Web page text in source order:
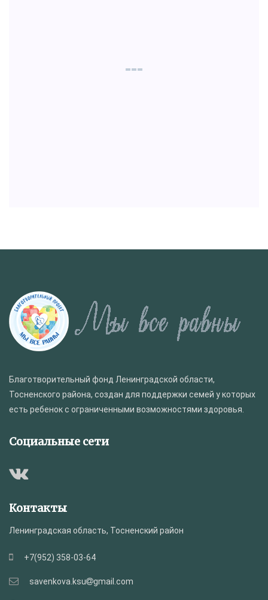
Благотворительный фонд Ленинградской области,
Тосненского района, создан для поддержки семей у которых
есть ребенок с ограниченными возможностями здоровья.
Социальные сети
Контакты
Ленинградская область, Тосненский район
+7(952) 358-03-64
savenkova.ksu gmail.com